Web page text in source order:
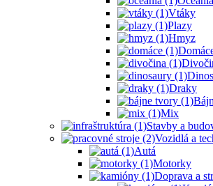
Vtáky
Plazy
Hmyz
Draky
Mix
Stavby a
Vozidlá a
Autá
Motorky
Doprava a